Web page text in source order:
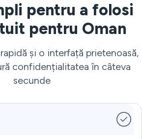
pentru a folosi
pentru Oman
și o interfață prietenoasă,
confidențialitatea în câteva
secunde